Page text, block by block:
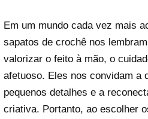
Em um mundo cada vez mais
sapatos de crochê nos
valorizar o feito à mão, o
afetuoso. Eles nos convidam a
pequenos detalhes e a
criativa. Portanto, ao escolher